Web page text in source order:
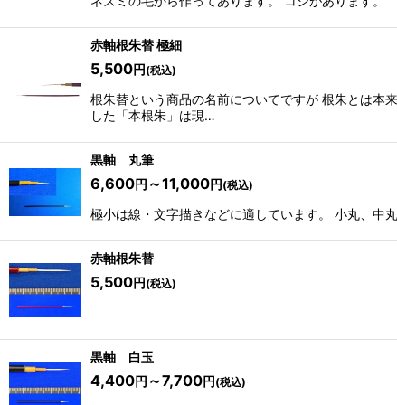
赤軸根朱替 極細
5,500円 (税込)
根朱替という商品の名前についてですが 根朱とは本
した「本根朱」は現…
黒軸 丸筆
6,600円 ～11,000円 (税込)
極小は線・文字描きなどに適しています。 小丸、中
赤軸根朱替
5,500円 (税込)
黒軸 白玉
4,400円 ～7,700円 (税込)